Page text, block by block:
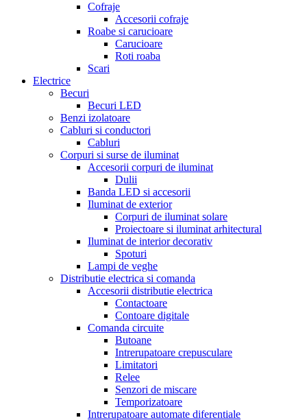
Cofraje
Accesorii cofraje
Roabe si carucioare
Carucioare
Roti roaba
Scari
Electrice
Becuri
Becuri LED
Benzi izolatoare
Cabluri si conductori
Cabluri
Corpuri si surse de iluminat
Accesorii corpuri de iluminat
Dulii
Banda LED si accesorii
Iluminat de exterior
Corpuri de iluminat solare
Proiectoare si iluminat arhitectural
Iluminat de interior decorativ
Spoturi
Lampi de veghe
Distributie electrica si comanda
Accesorii distributie electrica
Contactoare
Contoare digitale
Comanda circuite
Butoane
Intrerupatoare crepusculare
Limitatori
Relee
Senzori de miscare
Temporizatoare
Intrerupatoare automate diferentiale